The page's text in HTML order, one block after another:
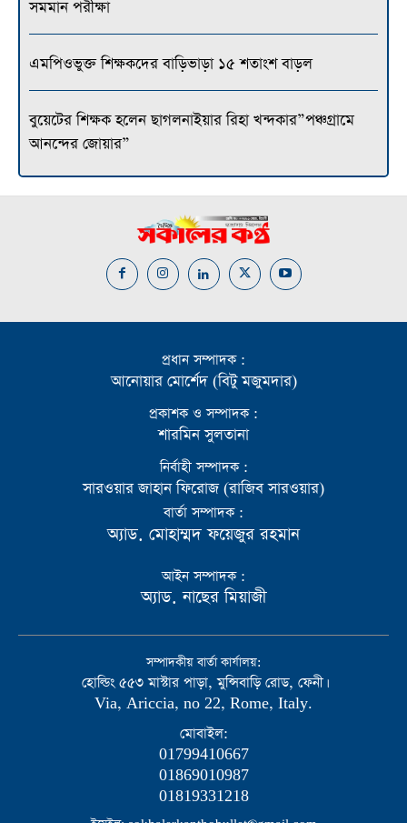
সমমান পরীক্ষা
এমপিওভুক্ত শিক্ষকদের বাড়িভাড়া ১৫ শতাংশ বাড়ল
বুয়েটের শিক্ষক হলেন ছাগলনাইয়ার রিহা খন্দকার”পঞ্চগ্রামে
আনন্দের জোয়ার”
প্রধান সম্পাদক :
আনোয়ার মোর্শেদ (বিটু মজুমদার)
প্রকাশক ও সম্পাদক :
শারমিন সুলতানা
নির্বাহী সম্পাদক :
সারওয়ার জাহান ফিরোজ (রাজিব সারওয়ার)
বার্তা সম্পাদক :
অ্যাড. মোহাম্মদ ফয়েজুর রহমান
আইন সম্পাদক :
অ্যাড. নাছের মিয়াজী
সম্পাদকীয় বার্তা কার্যালয়:
হোল্ডিং ৫৫৩ মাস্টার পাড়া, মুন্সিবাড়ি রোড, ফেনী।
Via, Ariccia, no 22, Rome, Italy.
মোবাইল:
01799410667
01869010987
01819331218